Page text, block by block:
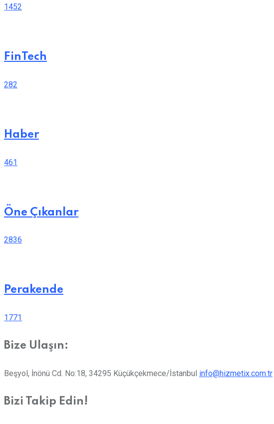
1452
FinTech
282
Haber
461
Öne Çıkanlar
2836
Perakende
1771
Bize Ulaşın:
Beşyol, İnönü Cd. No:18, 34295 Küçükçekmece/İstanbul info@hizmetix.com.tr
Bizi Takip Edin!